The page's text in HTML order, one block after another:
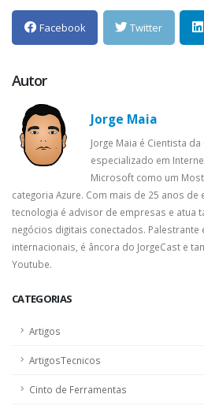
CATEGORIAS
Artigos
ArtigosTecnicos
Cinto de Ferramentas
Facebook Twitter
Autor
Jorge Maia
Jorge Maia é Cientista
especializado em
Microsoft como um
categoria Azure. Com mais de 25 anos
tecnologia é advisor de empresas e atua
negócios digitais conectados. Palestrante
internacionais, é âncora do JorgeCast e
Youtube.